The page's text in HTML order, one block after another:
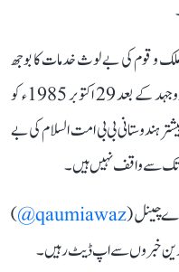
و قوم کی بے لوث خدمات کا بوجھ
اٹھاتے اٹھاتے تھک چکی تھیں، لہٰذا مسلسل جہدوجہد کے بعد 29 اکتوبر 1985ء کو
ہندوستانی بی بی امت السلام کی بے
تک سے واقف نہیں ہیں۔
چینل (qaumiawaz@
)
ترین خبروں سے اپ ڈیٹ رہیں۔